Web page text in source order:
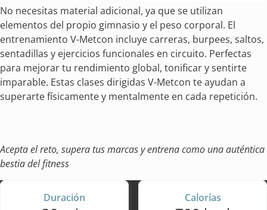
No necesitas material adicional, ya que se utilizan
elementos del propio gimnasio y el peso corporal. El
entrenamiento V-Metcon incluye carreras, burpees, saltos,
sentadillas y ejercicios funcionales en circuito. Perfectas
para mejorar tu rendimiento global, tonificar y sentirte
imparable. Estas clases dirigidas V-Metcon te ayudan a
superarte físicamente y mentalmente en cada repetición.
Acepta el reto, supera tus marcas y entrena como una auténtica
bestia del fitness
Duración Calorías